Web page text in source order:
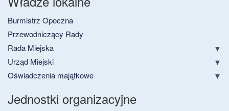
Burmistrz Opoczna
Przewodniczący Rady
Rada Miejska
Urząd Miejski
Oświadczenia majątkowe
Jednostki organizacyjne